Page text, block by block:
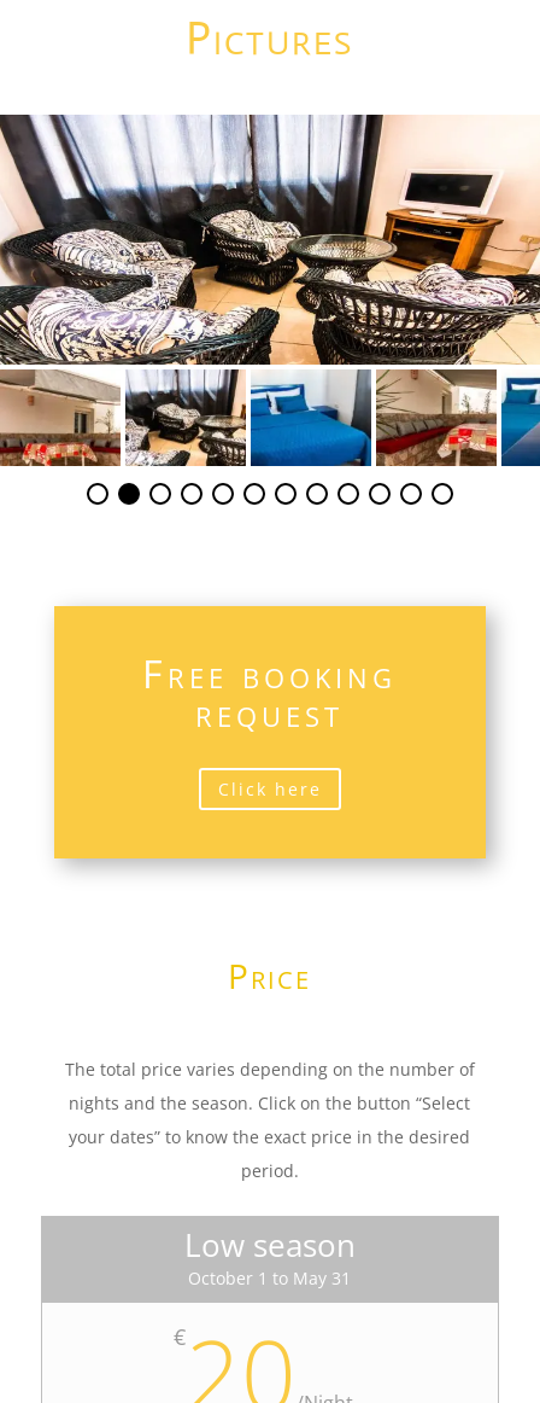
Pictures
Free booking
request
Click here
Price
The total price varies depending on the number of
nights and the season. Click on the button “Select
your dates” to know the exact price in the desired
period.
Low season
October 1 to May 31
€ 20